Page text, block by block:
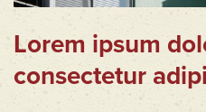
Lorem ipsum
consectetur